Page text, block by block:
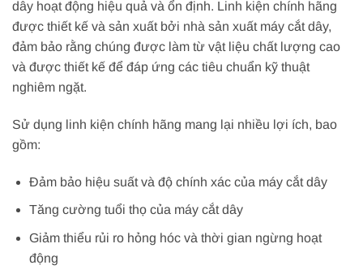
dây hoạt động hiệu quả và ổn định. Linh kiện chính hãng
được thiết kế và sản xuất bởi nhà sản xuất máy cắt dây,
đảm bảo rằng chúng được làm từ vật liệu chất lượng cao
và được thiết kế để đáp ứng các tiêu chuẩn kỹ thuật
nghiêm ngặt.
Sử dụng linh kiện chính hãng mang lại nhiều lợi ích, bao
gồm:
Đảm bảo hiệu suất và độ chính xác của máy cắt dây
Tăng cường tuổi thọ của máy cắt dây
Giảm thiểu rủi ro hỏng hóc và thời gian ngừng hoạt
động